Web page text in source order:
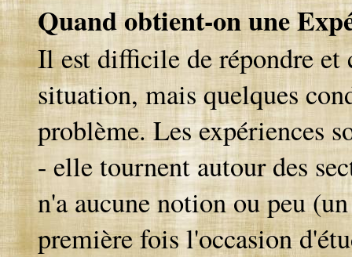
Quand obtient-on une
Il est difficile de répondre et
situation, mais quelques
problème. Les expériences
- elle tournent autour des
n'a aucune notion ou peu
première fois l'occasion